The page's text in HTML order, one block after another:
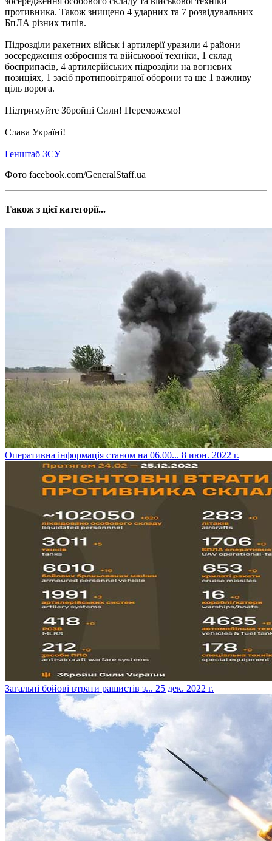
противника. Також знищено 4 ударних та 7 розвідувальних
БпЛА різних типів.
Підрозділи ракетних військ і артилерії уразили 4 райони
зосередження озброєння та військової техніки, 1 склад
боєприпасів, 4 артилерійських підрозділи на вогневих
позиціях, 1 засіб протиповітряної оборони та ще 1 важливу
ціль ворога.
Підтримуйте Збройні Сили! Переможемо!
Слава Україні!
Генштаб ЗСУ
Фото facebook.com/GeneralStaff.ua
Також з цієї категорії...
​Оперативна інформація станом на 06.00... 8 июн. 2022 г.
​Загальні бойові втрати рашистів з... 25 дек. 2022 г.